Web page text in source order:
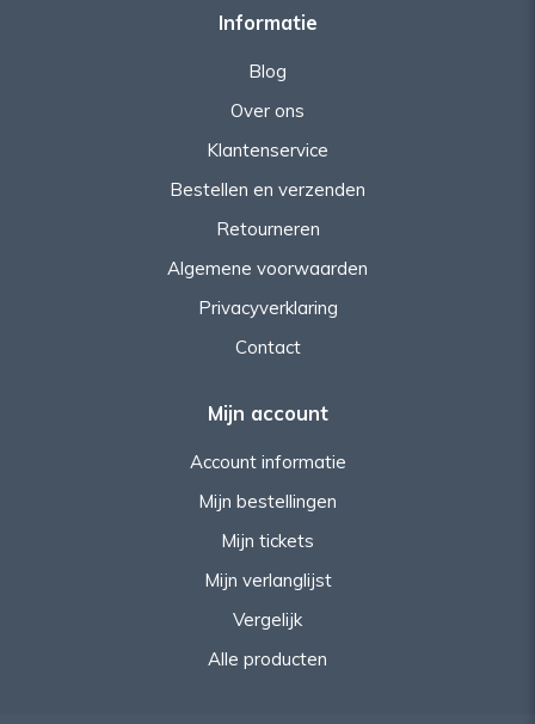
Informatie
Blog
Over ons
Klantenservice
Bestellen en verzenden
Retourneren
Algemene voorwaarden
Privacyverklaring
Contact
Mijn account
Account informatie
Mijn bestellingen
Mijn tickets
Mijn verlanglijst
Vergelijk
Alle producten